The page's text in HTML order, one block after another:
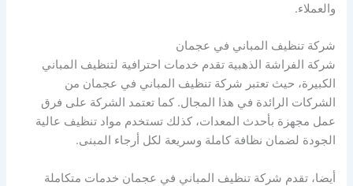
والعملاء.
شركة تنظيف المباني في عجمان
شركة الفراشة الذهبية تقدم خدمات احترافية لتنظيف المباني
الكبيرة، حيث تعتبر شركة تنظيف المباني في عجمان من
الشركات الرائدة في هذا المجال. كما تعتمد الشركة على فرق
عمل مجهزة بأحدث المعدات، كذلك تستخدم مواد تنظيف عالية
الجودة لضمان نظافة كاملة وسريعة لكل أرجاء المبنى.
أيضا، تقدم شركة تنظيف المباني في عجمان خدمات متكاملة